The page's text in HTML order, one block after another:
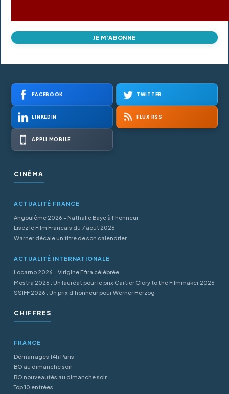
JE M'ABONNE
FACEBOOK TWITTER
LINKEDIN FLUX RSS
APPLI MOBILE
CINÉMA
ACTUALITÉ FRANCE
Angoulême 2026 - Nathalie Baye à l'honneur
Lisez le Film Francais du 7 aout 2026
Warner décale un titre de son calendrier
ACTUALITÉ INTERNATIONALE
Locarno 2026 - Virigine Efira célébrée
Mostra 2026 : Un lauréat pour le prix Cartier Glory to the Filmmaker 2026
SSIFF 2026 : Un prix d’honneur pour Werner Herzog
CHIFFRES
FRANCE
Démarrages 14h Paris
BO au dimanche soir
BO nouveautés au dimanche soir
Top 10 entrées